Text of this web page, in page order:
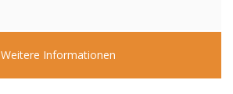
Weitere Informationen